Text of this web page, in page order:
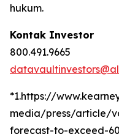
hukum.
Kontak Investor
800.491.9665
*1.https://
media/press/article/
forecast-to-exceed-